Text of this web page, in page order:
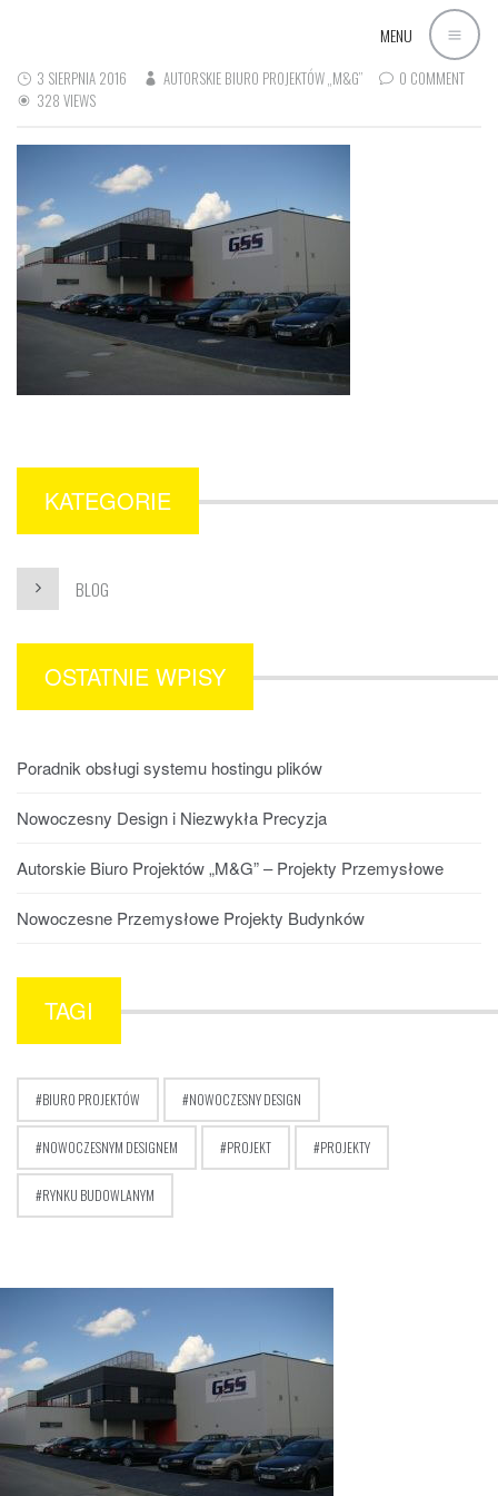
MENU
3 SIERPNIA 2016 AUTORSKIE BIURO PROJEKTÓW „M&G”
0 COMMENT
328 VIEWS
KATEGORIE
BLOG
OSTATNIE WPISY
Poradnik obsługi systemu hostingu plików
Nowoczesny Design i Niezwykła Precyzja
Autorskie Biuro Projektów „M&G” – Projekty Przemysłowe
Nowoczesne Przemysłowe Projekty Budynków
TAGI
BIURO PROJEKTÓW NOWOCZESNY DESIGN
NOWOCZESNYM DESIGNEM PROJEKT PROJEKTY
RYNKU BUDOWLANYM